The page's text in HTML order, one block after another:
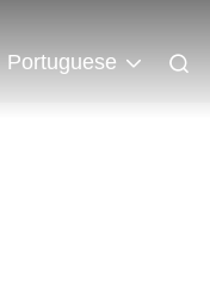
Portuguese